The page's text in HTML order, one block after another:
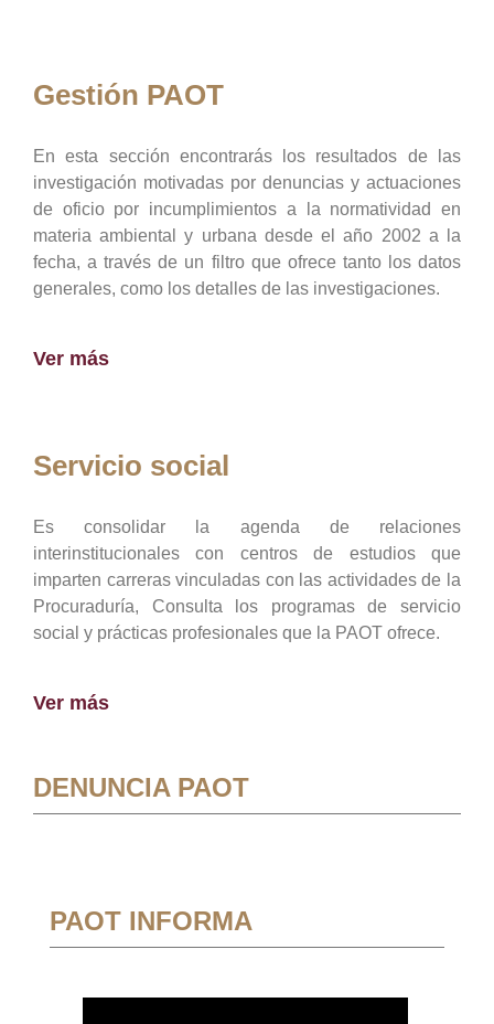
Gestión PAOT
En esta sección encontrarás los resultados de las
investigación motivadas por denuncias y actuaciones
de oficio por incumplimientos a la normatividad en
materia ambiental y urbana desde el año 2002 a la
fecha, a través de un filtro que ofrece tanto los datos
generales, como los detalles de las investigaciones.
Ver más
Servicio social
Es consolidar la agenda de relaciones
interinstitucionales con centros de estudios que
imparten carreras vinculadas con las actividades de la
Procuraduría, Consulta los programas de servicio
social y prácticas profesionales que la PAOT ofrece.
Ver más
DENUNCIA PAOT
PAOT INFORMA